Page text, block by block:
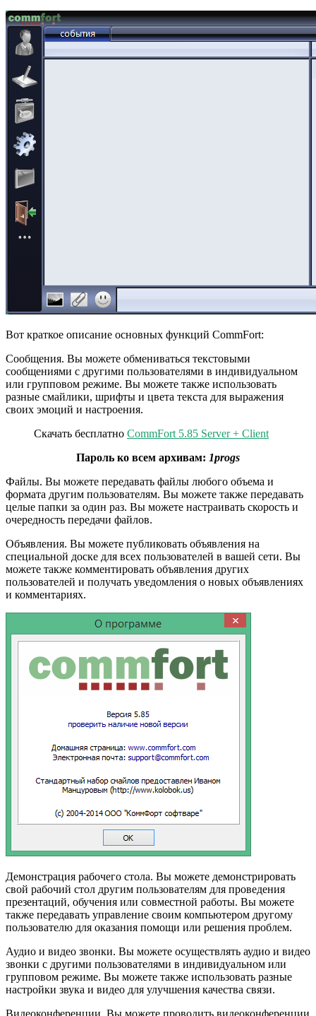
Вот краткое описание основных функций CommFort:
Сообщения. Вы можете обмениваться текстовыми
сообщениями с другими пользователями в индивидуальном
или групповом режиме. Вы можете также использовать
разные смайлики, шрифты и цвета текста для выражения
своих эмоций и настроения.
Скачать бесплатно CommFort 5.85 Server + Client
Пароль ко всем архивам: 1progs
Файлы. Вы можете передавать файлы любого объема и
формата другим пользователям. Вы можете также передавать
целые папки за один раз. Вы можете настраивать скорость и
очередность передачи файлов.
Объявления. Вы можете публиковать объявления на
специальной доске для всех пользователей в вашей сети. Вы
можете также комментировать объявления других
пользователей и получать уведомления о новых объявлениях
и комментариях.
Демонстрация рабочего стола. Вы можете демонстрировать
свой рабочий стол другим пользователям для проведения
презентаций, обучения или совместной работы. Вы можете
также передавать управление своим компьютером другому
пользователю для оказания помощи или решения проблем.
Аудио и видео звонки. Вы можете осуществлять аудио и видео
звонки с другими пользователями в индивидуальном или
групповом режиме. Вы можете также использовать разные
настройки звука и видео для улучшения качества связи.